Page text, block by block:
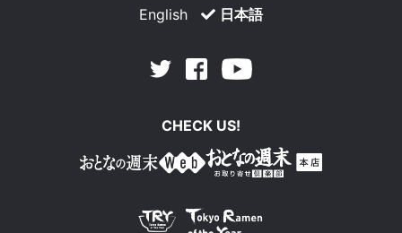
English 日本語
Twitter Facebook
CHECK US!